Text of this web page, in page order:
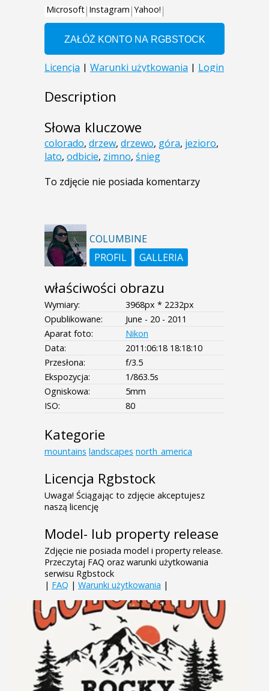
Description
Słowa kluczowe
colorado, drzew, drzewo, góra, jezioro,
lato, odbicie, zimno, śnieg
To zdjęcie nie posiada komentarzy
COLUMBINE
PROFIL
GALLERIA
właściwości obrazu
Wymiary:
3968px * 2232px
Opublikowane:
June - 20 - 2011
Aparat foto:
Nikon
Data:
2011:06:18 18:18:10
Przesłona:
f/3.5
Ekspozycja:
1/863.5s
Ogniskowa:
5mm
ISO:
80
Kategorie
mountains landscapes north_america
Licencja Rgbstock
Uwaga! Ściągając to zdjęcie akceptujesz
naszą licencję
Model- lub property release
Zdjęcie nie posiada model i property release.
Przeczytaj FAQ oraz warunki użytkowania
serwisu Rgbstock
| FAQ | Warunki użytkowania |